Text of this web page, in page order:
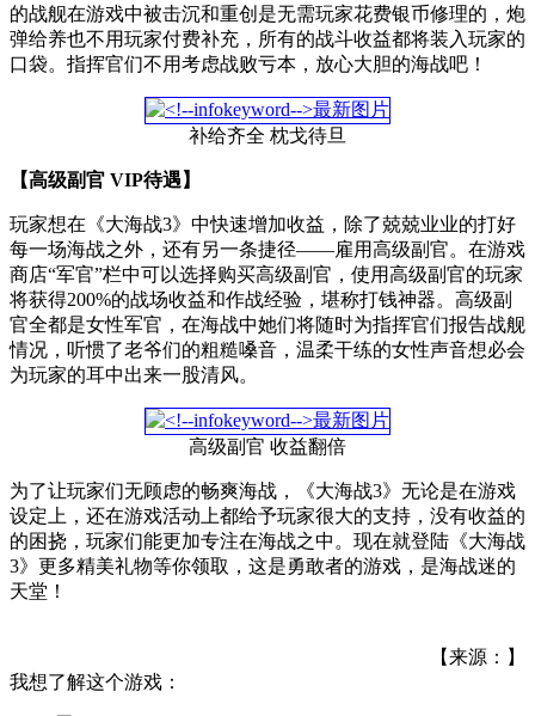
的战舰在游戏中被击沉和重创是无需玩家花费银币修理的，炮
弹给养也不用玩家付费补充，所有的战斗收益都将装入玩家的
口袋。指挥官们不用考虑战败亏本，放心大胆的海战吧！
补给齐全 枕戈待旦
【高级副官 VIP待遇】
玩家想在《大海战3》中快速增加收益，除了兢兢业业的打好
每一场海战之外，还有另一条捷径——雇用高级副官。在游戏
商店“军官”栏中可以选择购买高级副官，使用高级副官的玩家
将获得200%的战场收益和作战经验，堪称打钱神器。高级副
官全都是女性军官，在海战中她们将随时为指挥官们报告战舰
情况，听惯了老爷们的粗糙嗓音，温柔干练的女性声音想必会
为玩家的耳中出来一股清风。
高级副官 收益翻倍
为了让玩家们无顾虑的畅爽海战，《大海战3》无论是在游戏
设定上，还在游戏活动上都给予玩家很大的支持，没有收益的
的困挠，玩家们能更加专注在海战之中。现在就登陆《大海战
3》更多精美礼物等你领取，这是勇敢者的游戏，是海战迷的
天堂！
【来源：】
我想了解这个游戏：